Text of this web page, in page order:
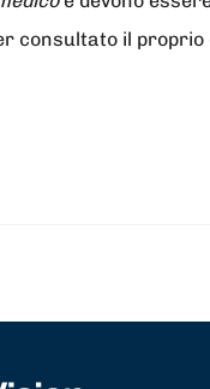
consultato il proprio